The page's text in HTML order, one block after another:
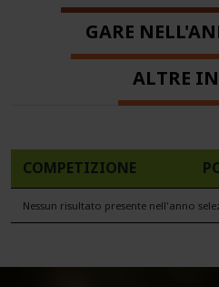
GARE
ALTRE
COMPETIZIONE
Nessun risultato presente nell'anno